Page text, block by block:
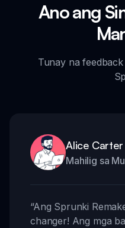
Ano ang
Tunay na
Alice Carter
Mahilig sa
“Ang Sprunki
changer! Ang mga